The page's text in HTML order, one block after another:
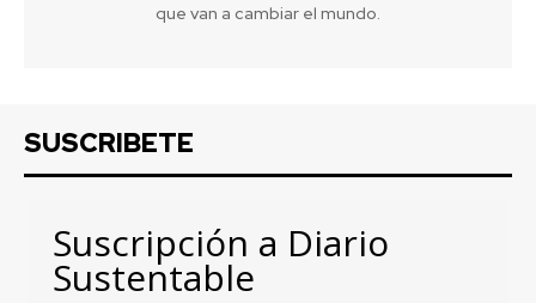
que van a cambiar el mundo.
SUSCRIBETE
Suscripción a Diario
Sustentable